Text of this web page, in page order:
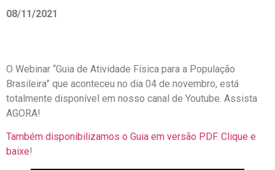
08/11/2021
O Webinar “Guia de Atividade Física para a População
Brasileira” que aconteceu no dia 04 de novembro, está
totalmente disponível em nosso canal de Youtube. Assista
AGORA!
Também disponibilizamos o Guia em versão PDF. Clique e
baixe!